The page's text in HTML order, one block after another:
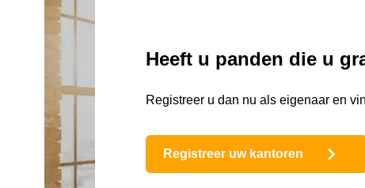
Heeft u panden die u
Registreer u dan nu als eigenaar en
Registreer uw kantoren